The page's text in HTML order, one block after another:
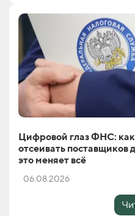
Цифровой глаз ФНС: как
отсеивать поставщиков
это меняет всё
06.08.2026